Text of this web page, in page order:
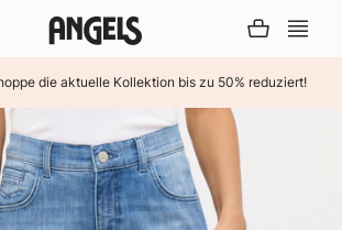
die aktuelle Kollektion bis zu 50% reduziert!